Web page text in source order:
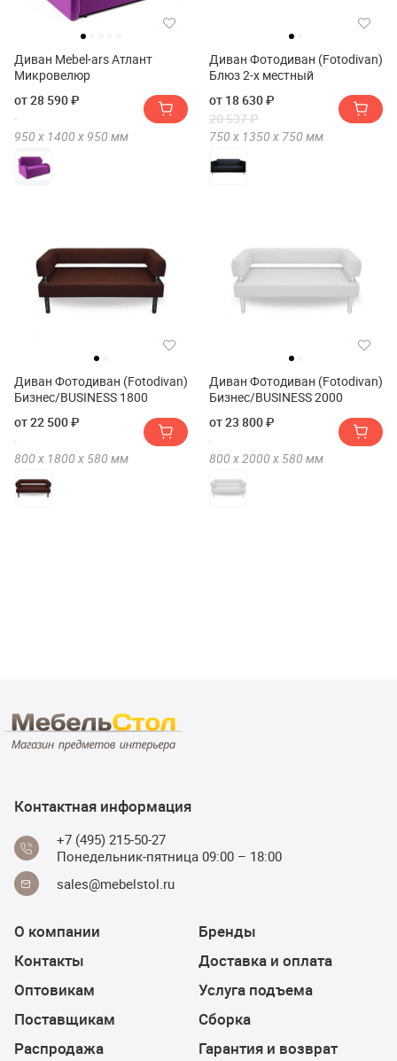
Диван Mebel-ars Атлант
Микровелюр
от 28 590 ₽
950 х 1400 х 950 мм
Диван Фотодиван (Fotodivan)
Блюз 2-х местный
от 18 630 ₽
20 537 ₽
750 х 1350 х 750 мм
Диван Фотодиван (Fotodivan)
Бизнес/BUSINESS 1800
от 22 500 ₽
800 х 1800 х 580 мм
Диван Фотодиван (Fotodivan)
Бизнес/BUSINESS 2000
от 23 800 ₽
800 х2000 х 580 мм
Контактная информация
+7 (495) 215-50-27
Понедельник-пятница 09:00 – 18:00
sales@mebelstol.ru
О компании
Контакты
Оптовикам
Поставщикам
Распродажа
Бренды
Доставка и оплата
Услуга подъема
Сборка
Гарантия и возврат